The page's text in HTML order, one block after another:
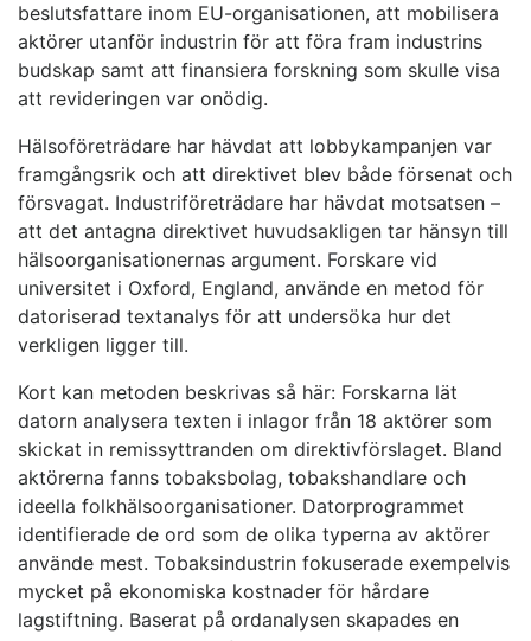
beslutsfattare inom EU-organisationen, att mobilisera
aktörer utanför industrin för att föra fram industrins
budskap samt att finansiera forskning som skulle visa
att revideringen var onödig.
Hälsoföreträdare har hävdat att lobbykampanjen var
framgångsrik och att direktivet blev både försenat och
försvagat. Industriföreträdare har hävdat motsatsen –
att det antagna direktivet huvudsakligen tar hänsyn till
hälsoorganisationernas argument. Forskare vid
universitet i Oxford, England, använde en metod för
datoriserad textanalys för att undersöka hur det
verkligen ligger till.
Kort kan metoden beskrivas så här: Forskarna lät
datorn analysera texten i inlagor från 18 aktörer som
skickat in remissyttranden om direktivförslaget. Bland
aktörerna fanns tobaksbolag, tobakshandlare och
ideella folkhälsoorganisationer. Datorprogrammet
identifierade de ord som de olika typerna av aktörer
använde mest. Tobaksindustrin fokuserade exempelvis
mycket på ekonomiska kostnader för hårdare
lagstiftning. Baserat på ordanalysen skapades en